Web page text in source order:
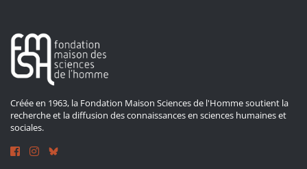
Créée en 1963, la Fondation Maison Sciences de l'Homme soutient la
recherche et la diffusion des connaissances en sciences humaines et
sociales.